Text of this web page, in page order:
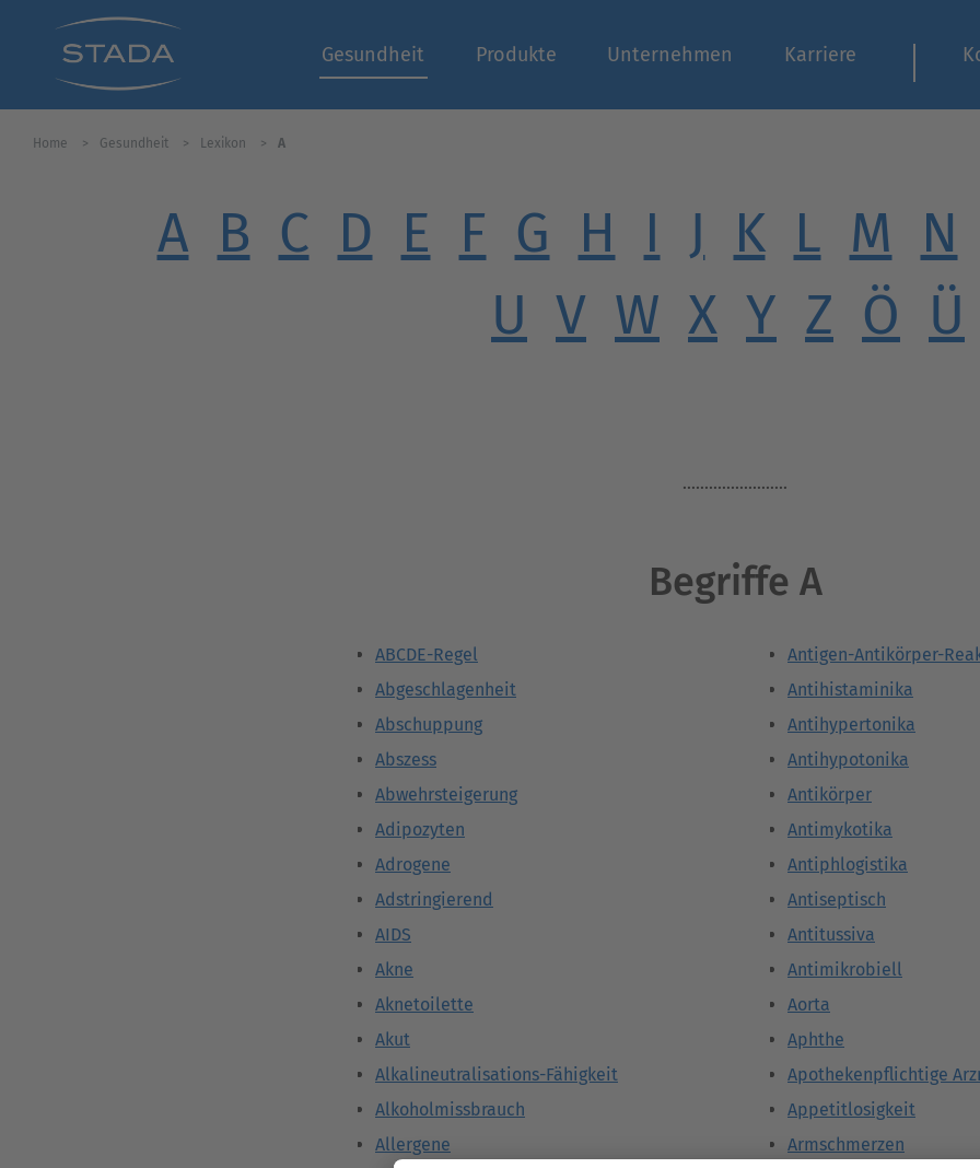
Gesundheit Produkte Unternehmen Karriere
Home Gesundheit Lexikon A
A B C D E F G H I J K L M N
U V W X Y Z Ö Ü
........................
Begriffe A
ABCDE-Regel
Abgeschlagenheit
Abschuppung
Abszess
Abwehrsteigerung
Adipozyten
Adrogene
Adstringierend
AIDS
Akne
Aknetoilette
Akut
Alkalineutralisations-Fähigkeit
Alkoholmissbrauch
Allergene
Antigen-Antikörper-
Antihistaminika
Antihypertonika
Antihypotonika
Antikörper
Antimykotika
Antiphlogistika
Antiseptisch
Antitussiva
Antimikrobiell
Aorta
Aphthe
Apothekenpflichtige
Appetitlosigkeit
Armschmerzen